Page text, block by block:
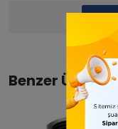
Benzer Ürünler